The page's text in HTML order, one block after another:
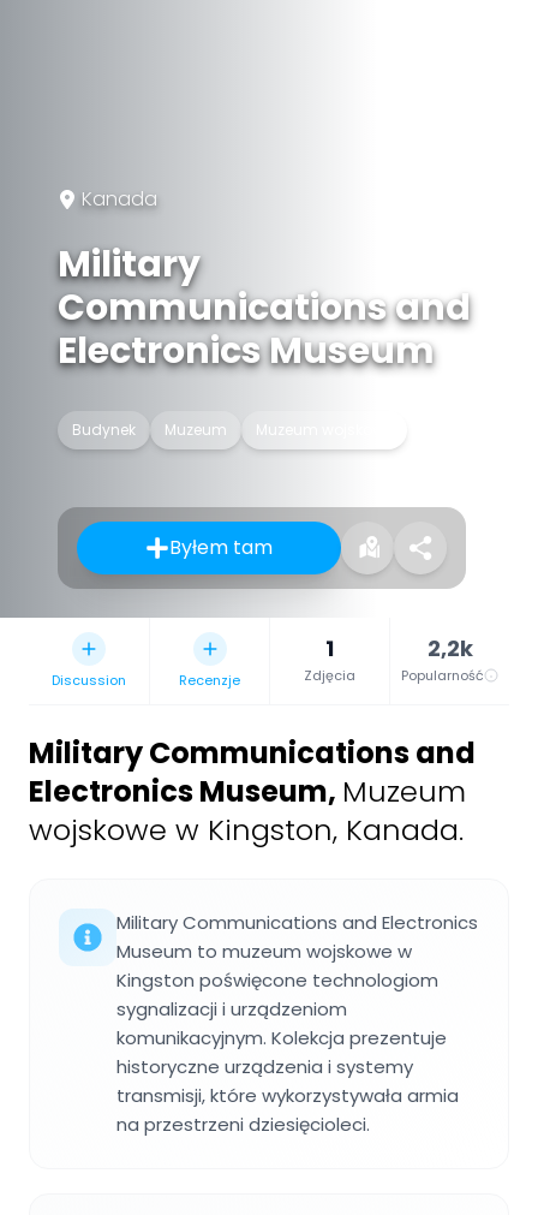
Kanada
Military
Communications and
Electronics Museum
Budynek Muzeum Muzeum wojskowe
Byłem tam
Discussion Recenzje
1
Zdjęcia
2,2k
Popularność
Military Communications and
Electronics Museum, Muzeum
wojskowe w Kingston, Kanada.
Military Communications and Electronics
Museum to muzeum wojskowe w
Kingston poświęcone technologiom
sygnalizacji i urządzeniom
komunikacyjnym. Kolekcja prezentuje
historyczne urządzenia i systemy
transmisji, które wykorzystywała armia
na przestrzeni dziesięcioleci.